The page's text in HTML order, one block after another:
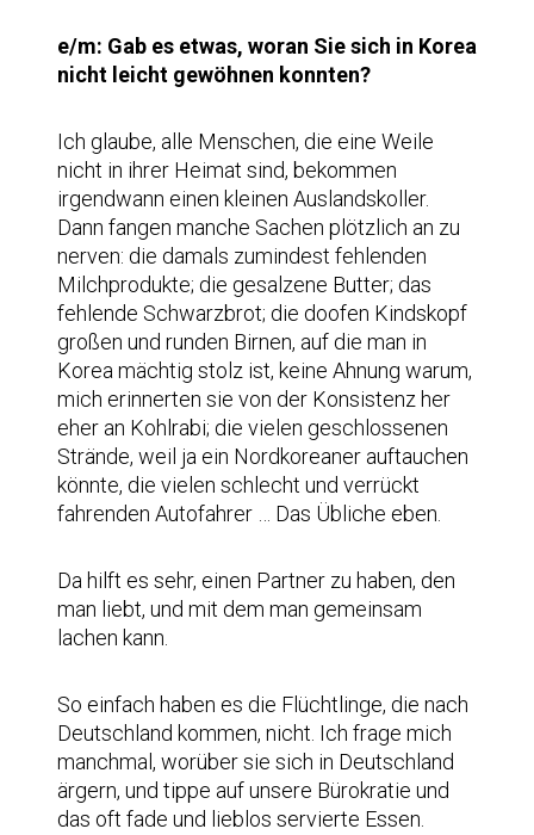
e/m: Gab es etwas, woran Sie sich in Korea
nicht leicht gewöhnen konnten?
Ich glaube, alle Menschen, die eine Weile
nicht in ihrer Heimat sind, bekommen
irgendwann einen kleinen Auslandskoller.
Dann fangen manche Sachen plötzlich an zu
nerven: die damals zumindest fehlenden
Milchprodukte; die gesalzene Butter; das
fehlende Schwarzbrot; die doofen Kindskopf
großen und runden Birnen, auf die man in
Korea mächtig stolz ist, keine Ahnung warum,
mich erinnerten sie von der Konsistenz her
eher an Kohlrabi; die vielen geschlossenen
Strände, weil ja ein Nordkoreaner auftauchen
könnte, die vielen schlecht und verrückt
fahrenden Autofahrer … Das Übliche eben.
Da hilft es sehr, einen Partner zu haben, den
man liebt, und mit dem man gemeinsam
lachen kann.
So einfach haben es die Flüchtlinge, die nach
Deutschland kommen, nicht. Ich frage mich
manchmal, worüber sie sich in Deutschland
ärgern, und tippe auf unsere Bürokratie und
das oft fade und lieblos servierte Essen.